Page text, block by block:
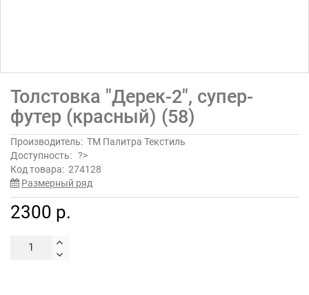
Толстовка "Дерек-2", супер-
футер (красный) (58)
Производитель: ТМ Палитра Текстиль
Доступность: ?>
Код товара: 274128
Размерный ряд
2300 р.